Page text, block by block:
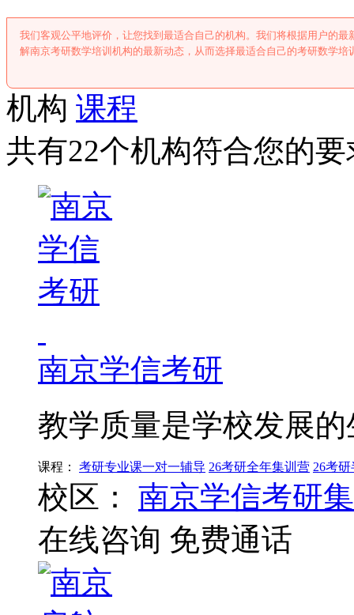
我们客观公平地评价，让您找到最适合自己的机构。我们将根据用户的
解南京考研数学培训机构的最新动态，从而选择最适合自己的考研数学培
机构 课程
共有22个机构符合您的要
南京学信考研
教学质量是学校发展
课程： 考研专业课一对一辅导 26考研全年集训营 26考
校区：
南京学信考研
在线咨询 免费通话